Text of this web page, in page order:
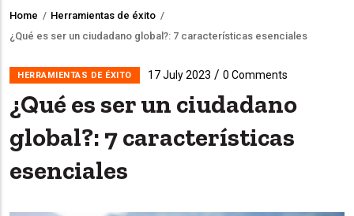
Breadcrumb
Home / Herramientas de éxito /
¿Qué es ser un ciudadano global?: 7 características esenciales
HERRAMIENTAS DE ÉXITO 17 July 2023 / 0 Comments
¿Qué es ser un ciudadano
global?: 7 características
esenciales